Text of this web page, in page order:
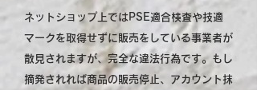
ネットショップ上ではPSE適合検査や技適
マークを取得せずに販売をしている事業者が
散見されますが、完全な違法行為です。もし
摘発されれば商品の販売停止、アカウント抹